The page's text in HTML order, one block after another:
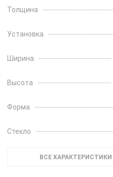
Толщина
Установка
Ширина
Высота
Форма
Стекло
ВСЕ ХАРАКТЕРИСТИКИ